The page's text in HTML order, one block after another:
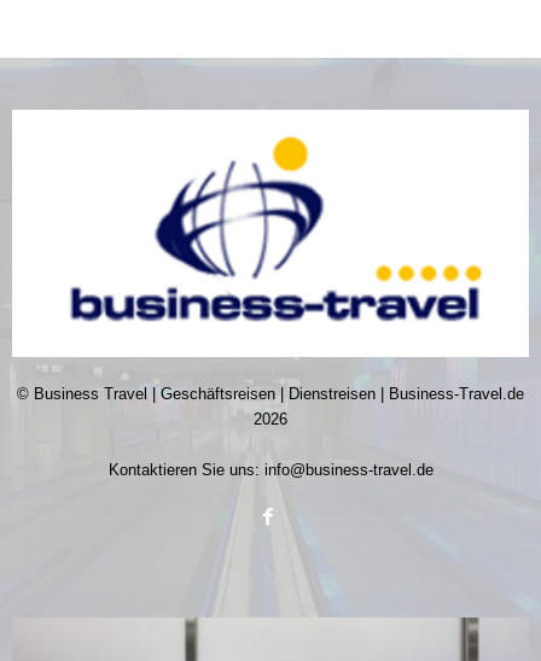
© Business Travel | Geschäftsreisen | Dienstreisen | Business-Travel.de
2026
Kontaktieren Sie uns: info@business-travel.de